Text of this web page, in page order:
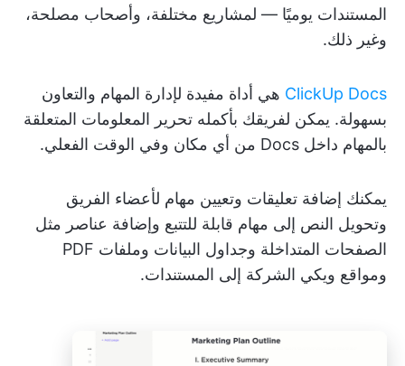
المستندات يوميًا — لمشاريع مختلفة، وأصحاب مصلحة،
وغير ذلك.
ClickUp Docs هي أداة مفيدة لإدارة المهام والتعاون
بسهولة. يمكن لفريقك بأكمله تحرير المعلومات المتعلقة
بالمهام داخل Docs من أي مكان وفي الوقت الفعلي.
يمكنك إضافة تعليقات وتعيين مهام لأعضاء الفريق
وتحويل النص إلى مهام قابلة للتتبع وإضافة عناصر مثل
الصفحات المتداخلة وجداول البيانات وملفات PDF
ومواقع ويكي الشركة إلى المستندات.